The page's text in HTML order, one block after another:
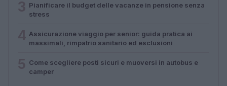
Pianificare il budget delle vacanze in pensione senza
stress
Assicurazione viaggio per senior: guida pratica ai
massimali, rimpatrio sanitario ed esclusioni
Come scegliere posti sicuri e muoversi in autobus e
camper